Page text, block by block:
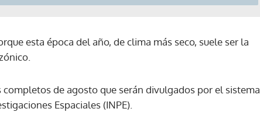
esta época del año, de clima más seco, suele ser la
de agosto que serán divulgados por el sistema
Espaciales (INPE).